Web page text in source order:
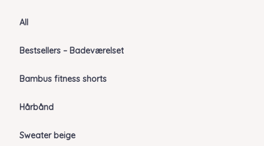
All
Bestsellers – Badeværelset
Bambus fitness shorts
Hårbånd
Sweater beige